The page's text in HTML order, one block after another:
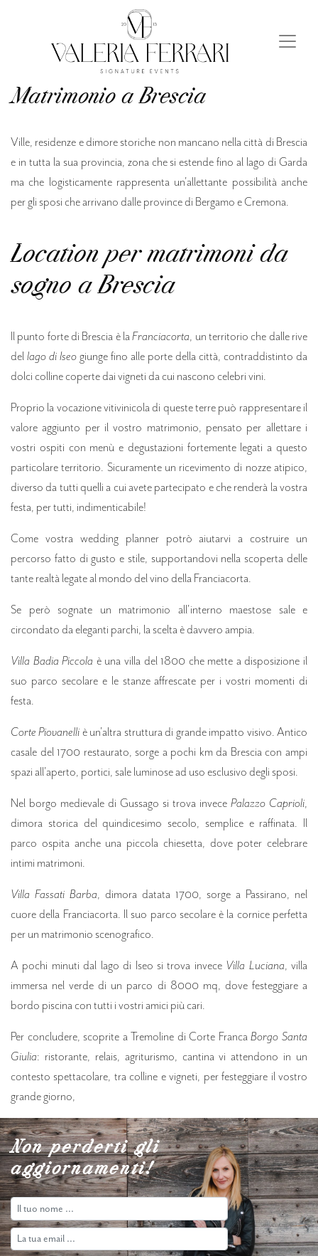
Matrimonio a Brescia
Ville, residenze e dimore storiche non mancano nella città di Brescia
e in tutta la sua provincia, zona che si estende fino al lago di Garda
ma che logisticamente rappresenta un'allettante possibilità anche
per gli sposi che arrivano dalle province di Bergamo e Cremona.
Location per matrimoni da
sogno a Brescia
Il punto forte di Brescia è laFranciacorta, un territorio che dalle rive
dellago di Iseogiunge fino alle porte della città, contraddistinto da
dolci colline coperte dai vigneti da cui nascono celebri vini.
Proprio la vocazione vitivinicola di queste terre può rappresentare il
valore aggiunto per il vostro matrimonio, pensato per allettare i
vostri ospiti con menù e degustazioni fortemente legati a questo
particolare territorio. Sicuramente un ricevimento di nozze atipico,
diverso da tutti quelli a cui avete partecipato e che renderà la vostra
festa, per tutti, indimenticabile!
Come vostra wedding plannerpotrò aiutarvi a costruire un
percorso fatto di gusto e stile, supportandovi nella scoperta delle
tante realtà legate al mondo del vino della Franciacorta.
Se però sognate un matrimonio all'interno maestose sale e
circondato da eleganti parchi, la scelta è davvero ampia.
Villa Badia Piccola è una villa del 1800 che mette a disposizione il
suo parco secolare e le stanze affrescate per i vostri momenti di
festa.
Corte Piovanelliè un'altra struttura di grande impatto visivo. Antico
casale del 1700 restaurato, sorge a pochi km da Brescia con ampi
spazi all'aperto, portici, sale luminose ad uso esclusivo degli sposi.
Nel borgo medievale di Gussago si trova invece Palazzo Caprioli,
dimora storica del quindicesimo secolo, semplice e raffinata. Il
parco ospita anche una piccola chiesetta, dove poter celebrare
intimi matrimoni.
Villa Fassati Barba, dimora datata 1700, sorge a Passirano, nel
cuore della Franciacorta. Il suo parco secolare è la cornice perfetta
per un matrimonio scenografico.
A pochi minuti dal lago di Iseo si trova invece Villa Luciana, villa
immersa nel verde di un parco di 8000 mq, dove festeggiare a
bordo piscina con tutti i vostri amici più cari.
Per concludere, scoprite a Tremoline di Corte FrancaBorgo Santa
Giulia: ristorante, relais, agriturismo, cantina vi attendono in un
contesto spettacolare, tra colline e vigneti, per festeggiare il vostro
grande giorno,
Non perderti gli
aggiornamenti!